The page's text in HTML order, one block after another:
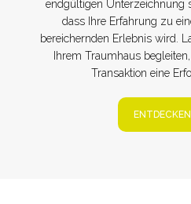
endgültigen Unterzeichnung
dass Ihre Erfahrung zu
bereichernden Erlebnis wird.
Ihrem Traumhaus
Transaktion eine